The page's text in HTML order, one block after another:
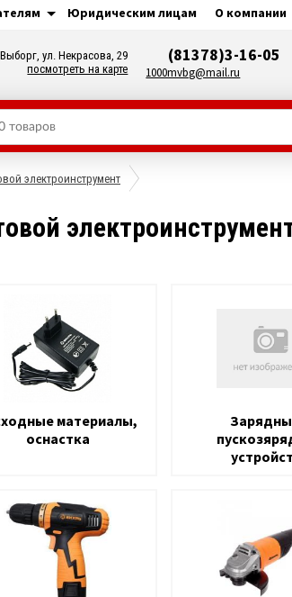
Юридическим лицам О компании
ул. Некрасова, 29
посмотреть на карте
(81378)3-16-05
1000mvbg@mail.ru
электроинструмент
материалы,
оснастка